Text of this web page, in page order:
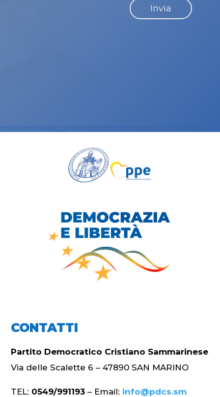
CONTATTI
Partito Democratico Cristiano Sammarinese
Via delle Scalette 6 – 47890 SAN MARINO
TEL: 0549/991193 – Email: info@pdcs.sm